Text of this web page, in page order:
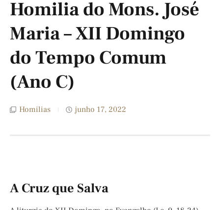
Homilia do Mons. José
Maria – XII Domingo
do Tempo Comum
(Ano C)
Homilias junho 17, 2022
A Cruz que Salva